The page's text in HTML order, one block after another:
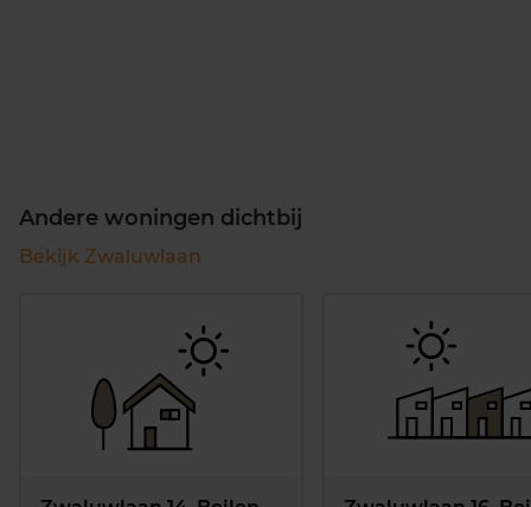
Andere woningen dichtbij
Bekijk Zwaluwlaan